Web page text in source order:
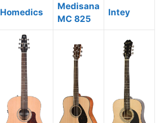
Homedics
Medisana
MC 825
Intey